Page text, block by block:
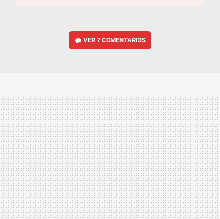
VER7 COMENTARIOS